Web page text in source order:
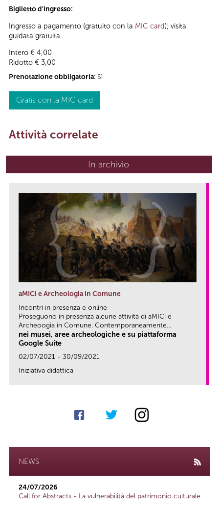
Biglietto d'ingresso:
Ingresso a pagamento (gratuito con la MIC card); visita
guidata gratuita.
Intero € 4,00
Ridotto € 3,00
Prenotazione obbligatoria: Sì
Gratis con la MIC card
Attività correlate
In archivio
aMICi e Archeologia in Comune
Incontri in presenza e online
Proseguono in presenza alcune attività di aMICi e
Archeoogia in Comune. Contemporaneamente...
nei musei, aree archeologiche e su piattaforma
Google Suite
02/07/2021 - 30/09/2021
Iniziativa didattica
NEWS
24/07/2026
Call for Abstracts - La vulnerabilità del patrimonio culturale